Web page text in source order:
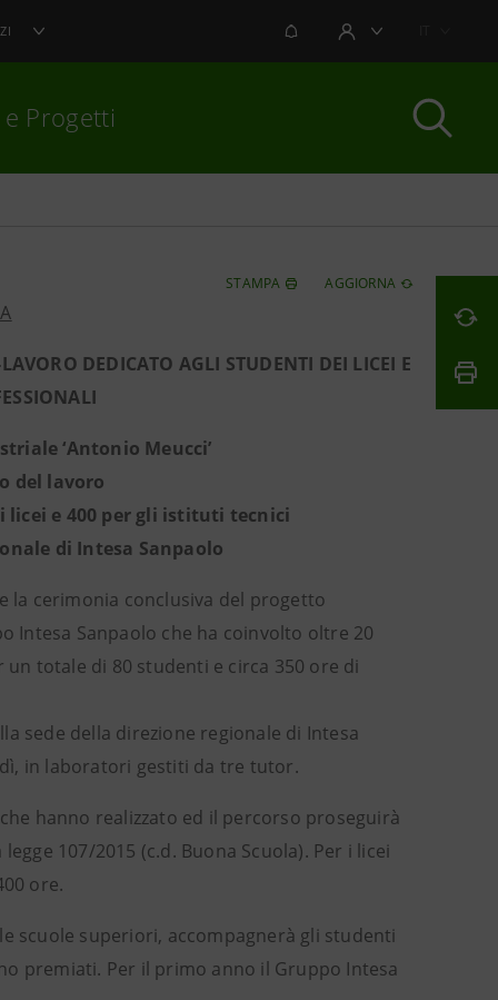
NOTIFICHEAREA UTENTE
e Progetti
STAMPA AGGIORNA
DEDICATO AGLI STUDENTI DEI LICEI E
‘Antonio Meucci’
del lavoro
licei e 400 per gli istituti tecnici
di Intesa Sanpaolo
la cerimonia conclusiva del progetto
Intesa Sanpaolo che ha coinvolto oltre 20
totale di 80 studenti e circa 350 ore di
sede della direzione regionale di Intesa
in laboratori gestiti da tre tutor.
hanno realizzato ed il percorso proseguirà
107/2015 (c.d. Buona Scuola). Per i licei
ore.
scuole superiori, accompagnerà gli studenti
premiati. Per il primo anno il Gruppo Intesa